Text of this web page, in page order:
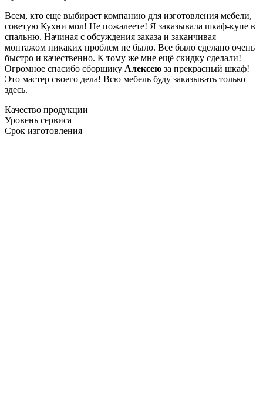
Всем, кто еще выбирает компанию для изготовления мебели,
советую Кухни мол! Не пожалеете! Я заказывала шкаф-купе в
спальню. Начиная с обсуждения заказа и заканчивая
монтажом никаких проблем не было. Все было сделано очень
быстро и качественно. К тому же мне ещё скидку сделали!
Огромное спасибо сборщику Алексею за прекрасный шкаф!
Это мастер своего дела! Всю мебель буду заказывать только
здесь.
Качество продукции
Уровень сервиса
Срок изготовления